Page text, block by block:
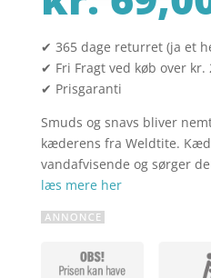
✔ 365 dage returret (ja et
✔ Fri Fragt ved køb over kr.
✔ Prisgaranti
Smuds og snavs bliver
kæderens fra Weldtite.
vandafvisende og sørger
læs mere her